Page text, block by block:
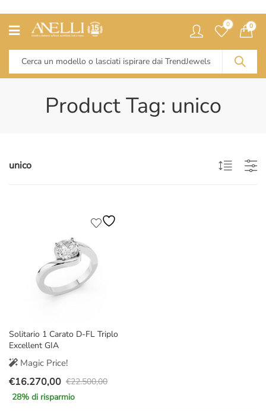
0 0
Product Tag: unico
unico
Solitario 1 Carato D-FL Triplo
Excellent GIA
Magic Price!
€22.500,00
Il
prezzo
€16.270,00
Il
prezzo
28% di risparmio